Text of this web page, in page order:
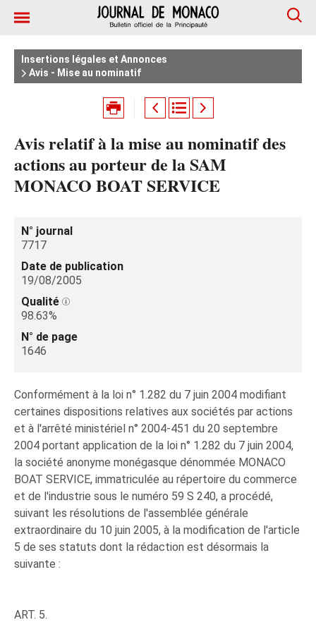
Insertions légales et Annonces
Avis - Mise au nominatif
Avis relatif à la mise au nominatif des
actions au porteur de la SAM
MONACO BOAT SERVICE
N° journal
7717
Date de publication
19/08/2005
Qualité
98.63%
N° de page
1646
Conformément à la loi n° 1.282 du 7 juin 2004 modifiant
certaines dispositions relatives aux sociétés par actions
et à l'arrêté ministériel n° 2004-451 du 20 septembre
2004 portant application de la loi n° 1.282 du 7 juin 2004,
la société anonyme monégasque dénommée MONACO
BOAT SERVICE, immatriculée au répertoire du commerce
et de l'industrie sous le numéro 59 S 240, a procédé,
suivant les résolutions de l'assemblée générale
extraordinaire du 10 juin 2005, à la modification de l'article
5 de ses statuts dont la rédaction est désormais la
suivante :
ART. 5.